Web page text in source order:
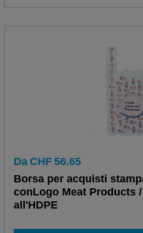
Da CHF 56.65
Borsa per acquisti
conLogo Meat Products
all'HDPE